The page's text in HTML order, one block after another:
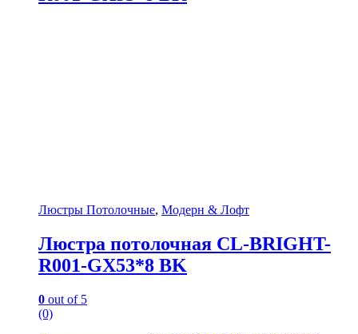
Люстры Потолочные, Модерн & Лофт
Люстра потолочная CL-BRIGHT-
R001-GX53*8 BK
0 out of 5
(0)